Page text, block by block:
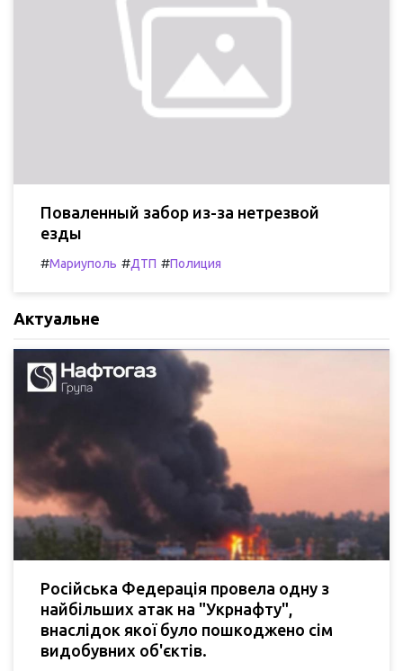
Поваленный забор из-за нетрезвой
езды
#Мариуполь #ДТП #Полиция
Актуальне
Російська Федерація провела одну з
найбільших атак на "Укрнафту",
внаслідок якої було пошкоджено сім
видобувних об'єктів.